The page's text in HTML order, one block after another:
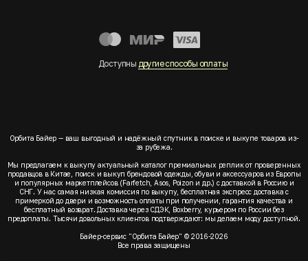
Доступны другие способы оплаты
Орбита Байер — ваш выгодный и надёжный спутник в поиске и выкупе товаров из-
за рубежа.
Мы предлагаем к выкупу актуальный каталог премиальных реплик от проверенных
продавцов в Китае, поиск и выкуп брендовой одежды, обуви и аксессуаров из Европы
и популярных маркетплейсов (Farfetch, Asos, Poizon и др.) с доставкой в Россию и
СНГ. У нас самая низкая комиссия по выкупу, бесплатная экспресс доставка с
примеркой до двери и возможность оплаты при получении, гарантия качества и
бесплатный возврат. Доставка через СДЭК, Boxberry, курьером по России без
предоплаты. Тысячи довольных клиентов подтверждают: мы делаем моду доступной.
Байер-сервис "Орбита Байер" © 2016-2026
Все права защищены